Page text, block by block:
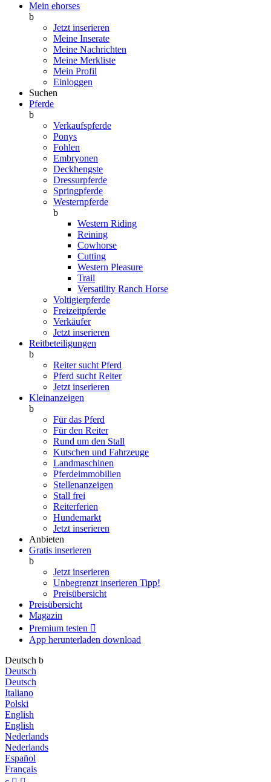
Mein ehorses
b
Jetzt inserieren
Meine Inserate
Meine Nachrichten
Meine Merkliste
Mein Profil
Einloggen
Suchen
Pferde
b
Verkaufspferde
Ponys
Fohlen
Embryonen
Deckhengste
Dressurpferde
Springpferde
Westernpferde
b
Western Riding
Reining
Cowhorse
Cutting
Western Pleasure
Trail
Versatility Ranch Horse
Voltigierpferde
Freizeitpferde
Verkäufer
Jetzt inserieren
Reitbeteiligungen
b
Reiter sucht Pferd
Pferd sucht Reiter
Jetzt inserieren
Kleinanzeigen
b
Für das Pferd
Für den Reiter
Rund um den Stall
Kutschen und Fahrzeuge
Landmaschinen
Pferdeimmobilien
Stellenanzeigen
Stall frei
Reiterferien
Hundemarkt
Jetzt inserieren
Anbieten
Gratis inserieren
b
Jetzt inserieren
Unbegrenzt inserieren Tipp!
Preisübersicht
Preisübersicht
Magazin
Premium testen 
App herunterladen download
Deutsch b
Deutsch
Deutsch
Italiano
Polski
English
English
Nederlands
Nederlands
Español
Français